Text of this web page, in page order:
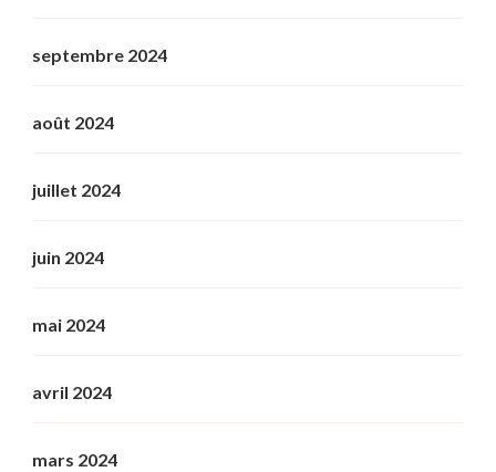
septembre 2024
août 2024
juillet 2024
juin 2024
mai 2024
avril 2024
mars 2024